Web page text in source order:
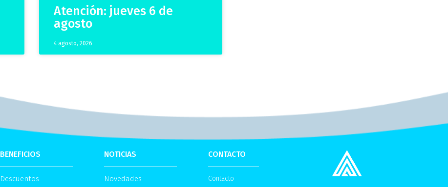
Atención: jueves 6 de
agosto
4 agosto, 2026
BENEFICIOS
Descuentos
NOTICIAS
Novedades
CONTACTO
Contacto